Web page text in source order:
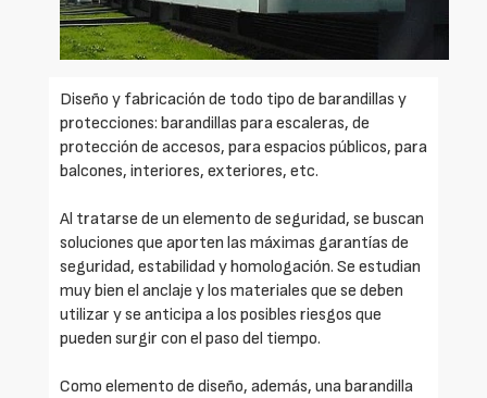
Diseño y fabricación de todo tipo de barandillas y
protecciones: barandillas para escaleras, de
protección de accesos, para espacios públicos, para
balcones, interiores, exteriores, etc.
Al tratarse de un elemento de seguridad, se buscan
soluciones que aporten las máximas garantías de
seguridad, estabilidad y homologación. Se estudian
muy bien el anclaje y los materiales que se deben
utilizar y se anticipa a los posibles riesgos que
pueden surgir con el paso del tiempo.
Como elemento de diseño, además, una barandilla